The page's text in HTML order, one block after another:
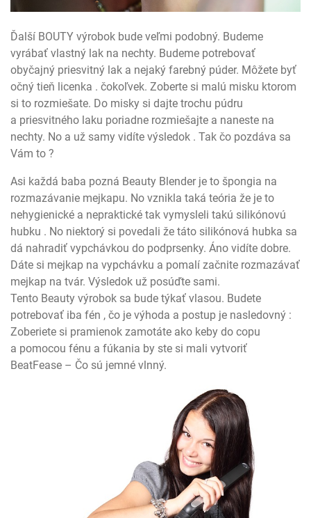
Ďalší BOUTY výrobok bude veľmi podobný. Budeme
vyrábať vlastný lak na nechty. Budeme potrebovať
obyčajný priesvitný lak a nejaký farebný púder. Môžete byť
očný tieň licenka . čokoľvek. Zoberte si malú misku ktorom
si to rozmiešate. Do misky si dajte trochu púdru
a priesvitného laku poriadne rozmiešajte a naneste na
nechty. No a už samy vidíte výsledok . Tak čo pozdáva sa
Vám to ?
Asi každá baba pozná Beauty Blender je to špongia na
rozmazávanie mejkapu. No vznikla taká teória že je to
nehygienické a nepraktické tak vymysleli takú silikónovú
hubku . No niektorý si povedali že táto silikónová hubka sa
dá nahradiť vypchávkou do podprsenky. Áno vidíte dobre.
Dáte si mejkap na vypchávku a pomalí začnite rozmazávať
mejkap na tvár. Výsledok už posúďte sami.
Tento Beauty výrobok sa bude týkať vlasou. Budete
potrebovať iba fén , čo je výhoda a postup je nasledovný :
Zoberiete si pramienok zamotáte ako keby do copu
a pomocou fénu a fúkania by ste si mali vytvoriť
BeatFease – Čo sú jemné vlnný.